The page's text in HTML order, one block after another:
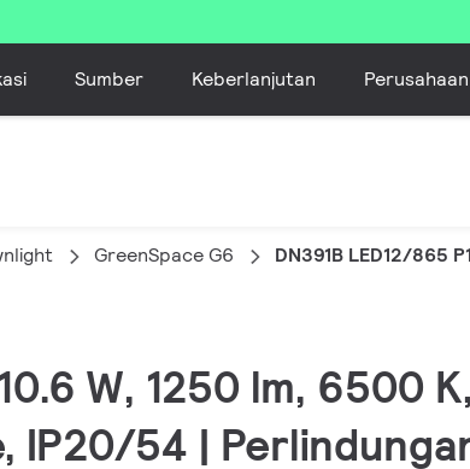
Sumber Keberlanjutan
GreenSpace G6 DN391B LED12/865
W, 1250 lm, 6500
54 |